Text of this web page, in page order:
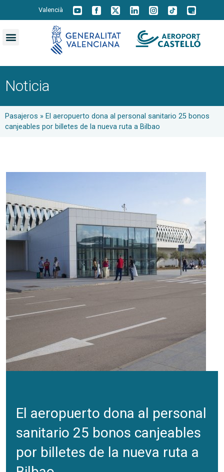
Valencià
Noticia
Pasajeros » El aeropuerto dona al personal sanitario 25 bonos
canjeables por billetes de la nueva ruta a Bilbao
El aeropuerto dona al personal
sanitario 25 bonos canjeables
por billetes de la nueva ruta a